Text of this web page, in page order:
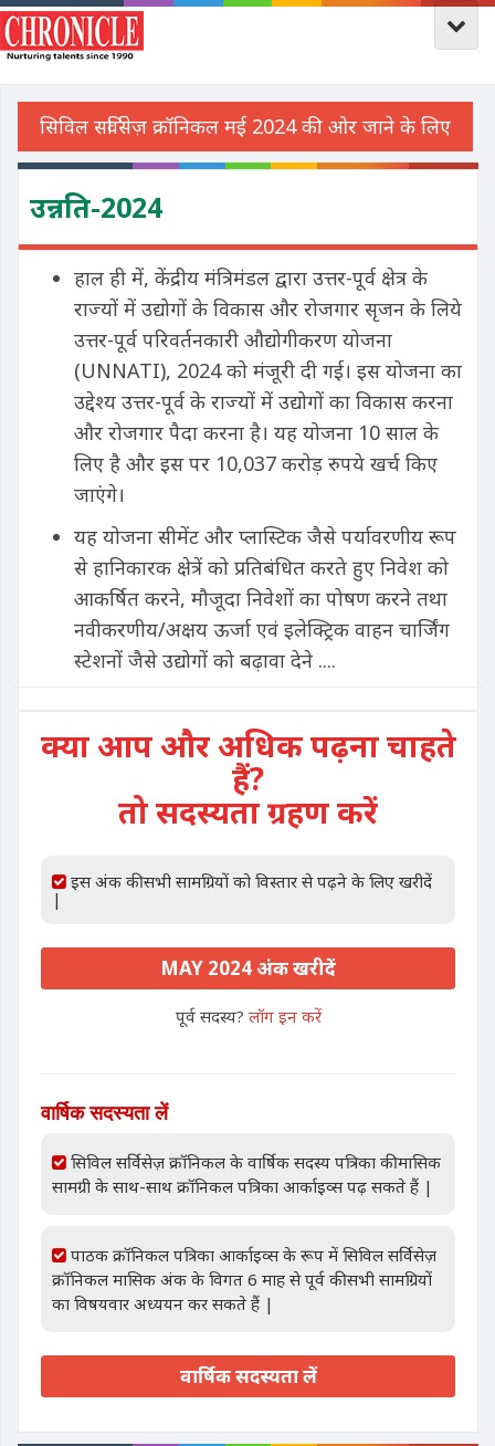
उन्नति-2024
हाल ही में, केंद्रीय मंत्रिमंडल द्वारा उत्तर-पूर्व क्षेत्र के
राज्यों में उद्योगों के विकास और रोजगार सृजन के लिये
उत्तर-पूर्व परिवर्तनकारी औद्योगीकरण योजना
(UNNATI), 2024 को मंजूरी दी गई। इस योजना का
उद्देश्य उत्तर-पूर्व के राज्यों में उद्योगों का विकास करना
और रोजगार पैदा करना है। यह योजना 10 साल के
लिए है और इस पर 10,037 करोड़ रुपये खर्च किए
जाएंगे।
यह योजना सीमेंट और प्लास्टिक जैसे पर्यावरणीय रूप
से हानिकारक क्षेत्रें को प्रतिबंधित करते हुए निवेश को
आकर्षित करने, मौजूदा निवेशों का पोषण करने तथा
नवीकरणीय/अक्षय ऊर्जा एवं इलेक्ट्रिक वाहन चार्जिंग
स्टेशनों जैसे उद्योगों को बढ़ावा देने ....
क्या आप और अधिक पढ़ना चाहते
हैं?
तो सदस्यता ग्रहण करें
इस अंक की सभी सामग्रियों को विस्तार से पढ़ने के लिए खरीदें
|
MAY 2024 अंक खरीदें
पूर्व सदस्य? लॉग इन करें
वार्षिक सदस्यता लें
सिविल सर्विसेज़ क्रॉनिकल के वार्षिक सदस्य पत्रिका की मासिक
सामग्री के साथ-साथ क्रॉनिकल पत्रिका आर्काइव्स पढ़ सकते हैं |
पाठक क्रॉनिकल पत्रिका आर्काइव्स के रूप में सिविल सर्विसेज़
क्रॉनिकल मासिक अंक के विगत 6 माह से पूर्व की सभी सामग्रियों
का विषयवार अध्ययन कर सकते हैं |
वार्षिक सदस्यता लें